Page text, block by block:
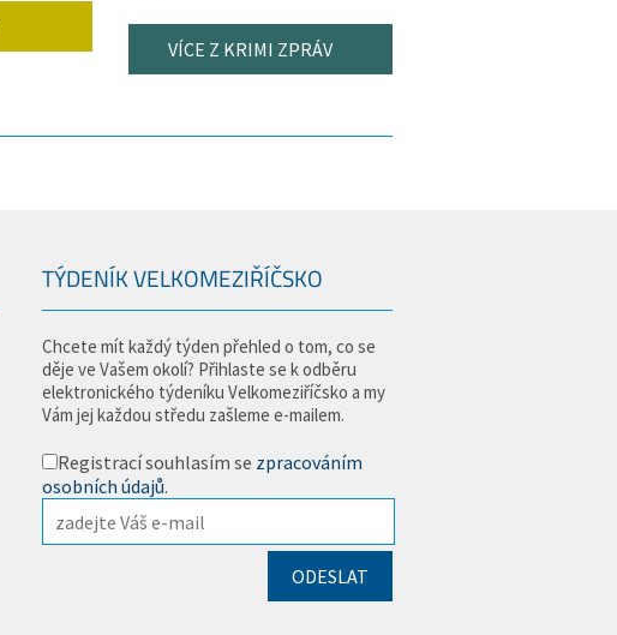
VÍCE Z KRIMI ZPRÁV
TÝDENÍK VELKOMEZIŘÍČSKO
Chcete mít každý týden přehled o tom, co se
děje ve Vašem okolí? Přihlaste se k odběru
elektronického týdeníku Velkomeziříčsko a my
Vám jej každou středu zašleme e-mailem.
Registrací souhlasím se zpracováním
osobních údajů.